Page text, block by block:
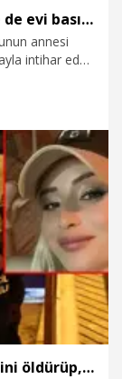
Havva'yı öldüren eski eş, daha önce de evi basıp darbetmiş
annesi
intihar eden
İzmir’de 2 çocuğunun annesi eski eşini öldürüp, intihar etti